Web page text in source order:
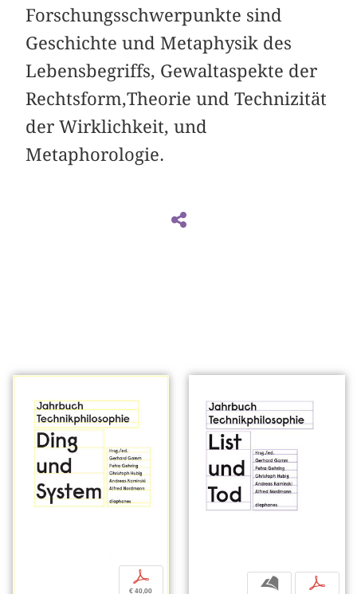
Forschungsschwerpunkte sind
Geschichte und Metaphysik des
Lebensbegriffs, Gewaltaspekte der
Rechtsform,Theorie und Technizität
der Wirklichkeit, und
Metaphorologie.
p
€ 40,00 b p